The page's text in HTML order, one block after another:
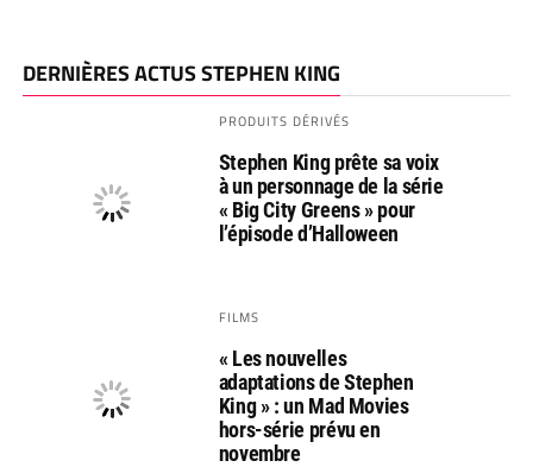
DERNIÈRES ACTUS STEPHEN KING
PRODUITS DÉRIVÉS
Stephen King prête sa voix
à un personnage de la série
« Big City Greens » pour
l’épisode d’Halloween
FILMS
« Les nouvelles
adaptations de Stephen
King » : un Mad Movies
hors-série prévu en
novembre